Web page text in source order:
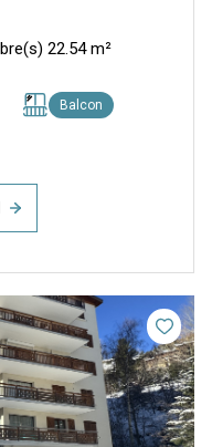
Studio 1 pièce(s) 1 chambre(s) 22.54 m²
Balcon